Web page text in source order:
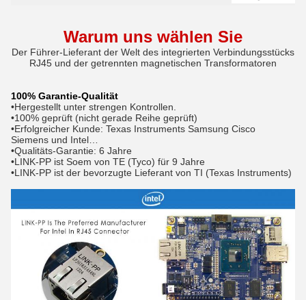
Warum uns wählen Sie
Der Führer-Lieferant der Welt des integrierten Verbindungsstücks
RJ45 und der getrennten magnetischen Transformatoren
100% Garantie-Qualität
•Hergestellt unter strengen Kontrollen.
•100% geprüft (nicht gerade Reihe geprüft)
•Erfolgreicher Kunde: Texas Instruments Samsung Cisco
Siemens und Intel…
•Qualitäts-Garantie: 6 Jahre
•LINK-PP ist Soem von TE (Tyco) für 9 Jahre
•LINK-PP ist der bevorzugte Lieferant von TI (Texas Instruments)